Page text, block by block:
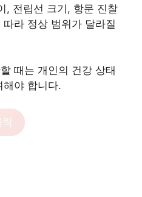
, 전립선 크기, 항문 진찰
라 정상 범위가 달라질
때는 개인의 건강 상태
해야 합니다.